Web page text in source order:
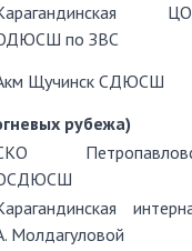
по ЗВС
Щучинск СДЮСШ
рубежа)
Молдагуловой